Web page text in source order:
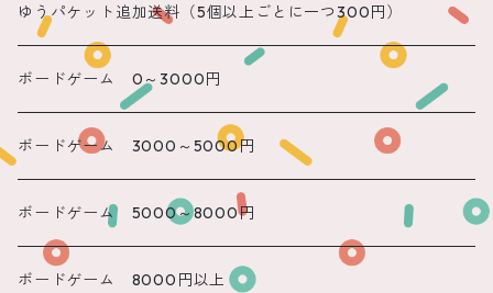
遠隔 りん
遠隔 のん
遠隔 かのん
遠隔 もね
ゆうパケット追加送料（5個以上ごとに一つ300円）
ボードゲーム 0～3000円
ボードゲーム 3000～5000円
ボードゲーム 5000～8000円
ボードゲーム 8000円以上